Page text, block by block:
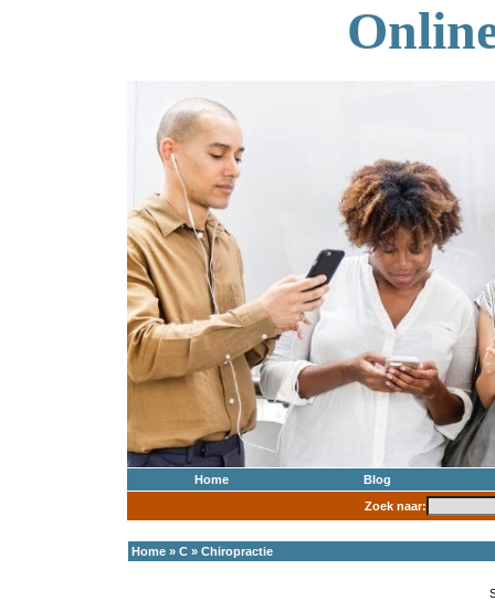
Home
Blog
Zoek naar:
Home » C » Chiropractie